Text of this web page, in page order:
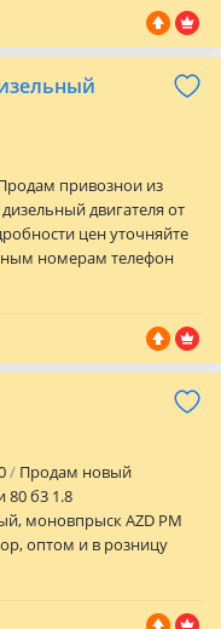
привознои из
двигателя от
цен уточняйте
номерам телефон
расчёт по
уточняйте
Продам новый
80 б3 1.8
моновпрыск AZD PM
оптом и в розницу
подходят пассат